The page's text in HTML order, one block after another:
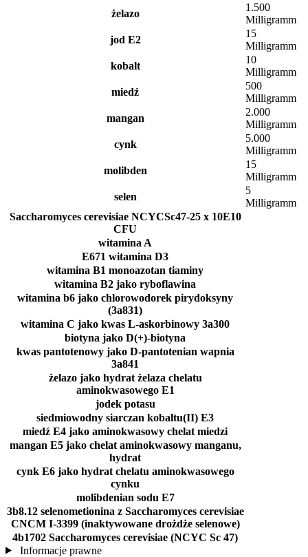
żelazo
1.500
Milligramm
jod E2
15
Milligramm
kobalt
10
Milligramm
miedź
500
Milligramm
mangan
2.000
Milligramm
cynk
5.000
Milligramm
molibden
15
Milligramm
selen
5
Milligramm
Saccharomyces cerevisiae NCYCSc47-25 x 10E10
CFU
witamina A
E671 witamina D3
witamina B1 monoazotan tiaminy
witamina B2 jako ryboflawina
witamina b6 jako chlorowodorek pirydoksyny
(3a831)
witamina C jako kwas L-askorbinowy 3a300
biotyna jako D(+)-biotyna
kwas pantotenowy jako D-pantotenian wapnia
3a841
żelazo jako hydrat żelaza chelatu
aminokwasowego E1
jodek potasu
siedmiowodny siarczan kobaltu(II) E3
miedź E4 jako aminokwasowy chelat miedzi
mangan E5 jako chelat aminokwasowy manganu,
hydrat
cynk E6 jako hydrat chelatu aminokwasowego
cynku
molibdenian sodu E7
3b8.12 selenometionina z Saccharomyces cerevisiae
CNCM I-3399 (inaktywowane drożdże selenowe)
4b1702 Saccharomyces cerevisiae (NCYC Sc 47)
Informacje prawne